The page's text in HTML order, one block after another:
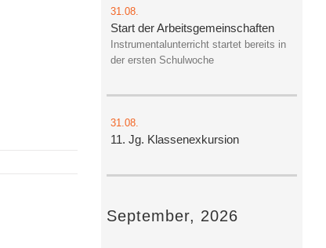
31.08.
Start der Arbeitsgemeinschaften
Instrumentalunterricht startet bereits in
der ersten Schulwoche
31.08.
11. Jg. Klassenexkursion
September, 2026